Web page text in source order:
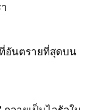
ที่อันตรายที่สุดบน